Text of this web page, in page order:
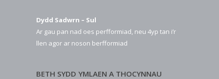
Dydd Sadwrn – Sul
Ar gau pan nad oes perfformiad, neu 4yp tan i’r
llen agor ar noson berfformiad
BETH SYDD YMLAEN A THOCYNNAU